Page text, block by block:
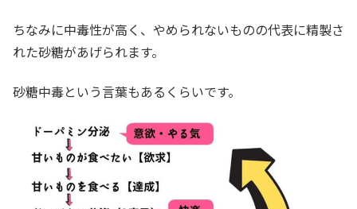
ちなみに中毒性が高く、やめられないものの代表に精製さ
れた砂糖があげられます。
砂糖中毒という言葉もあるくらいです。